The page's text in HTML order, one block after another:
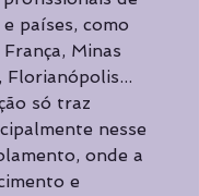
países, como
Minas
Florianópolis...
só traz
nesse
onde a
e